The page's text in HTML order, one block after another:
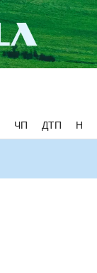
ЧП ДТП